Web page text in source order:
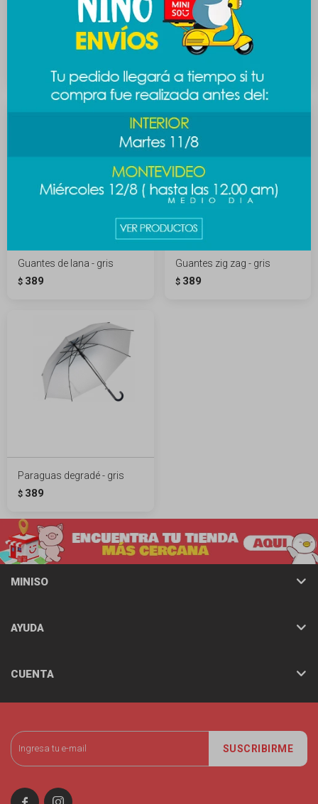
Medias PEN-PEN 7 a 9 - gris
Media invisible de hombre -
gris oscuro
139
Guantes de lana - gris
$ 389
Guantes zig zag - gris
$ 389
Paraguas degradé - gris
$ 389
SUSCRIBIRME
MINISO
AYUDA
CUENTA